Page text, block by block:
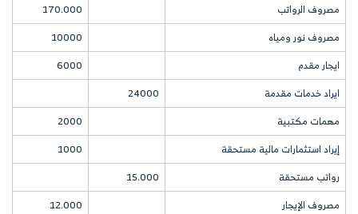
مصروف الرواتب
170.000
مصروف نور ومياه
10000
ايجار مقدم
6000
ايراد خدمات مقدمة
24000
مهمات مكتبية
2000
إيراد استثمارات مالية مستحقة
1000
رواتب مستحقة
15.000
مصروف الإيجار
12.000